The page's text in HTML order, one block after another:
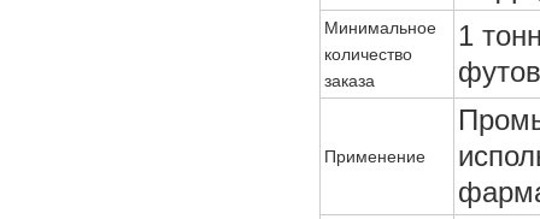
Минимальное
количество
заказа
1
Применение